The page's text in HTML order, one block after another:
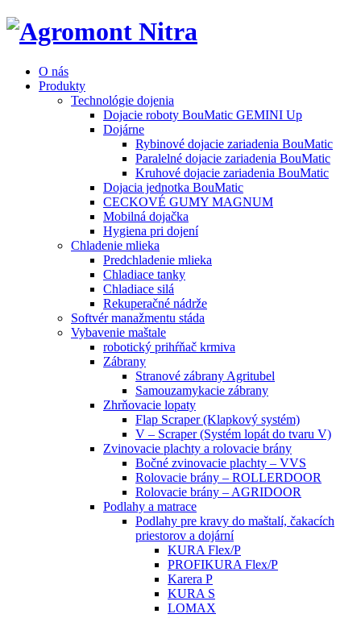
O nás
Produkty
Technológie dojenia
Dojacie roboty BouMatic GEMINI Up
Dojárne
Rybinové dojacie zariadenia BouMatic
Paralelné dojacie zariadenia BouMatic
Kruhové dojacie zariadenia BouMatic
Dojacia jednotka BouMatic
CECKOVÉ GUMY MAGNUM
Mobilná dojačka
Hygiena pri dojení
Chladenie mlieka
Predchladenie mlieka
Chladiace tanky
Chladiace silá
Rekuperačné nádrže
Softvér manažmentu stáda
Vybavenie maštale
robotický prihŕňač krmiva
Zábrany
Stranové zábrany Agritubel
Samouzamykacie zábrany
Zhrňovacie lopaty
Flap Scraper (Klapkový systém)
V – Scraper (Systém lopát do tvaru V)
Zvinovacie plachty a rolovacie brány
Bočné zvinovacie plachty – VVS
Rolovacie brány – ROLLERDOOR
Rolovacie brány – AGRIDOOR
Podlahy a matrace
Podlahy pre kravy do maštalí, čakacích
priestorov a dojární
KURA Flex/P
PROFIKURA Flex/P
Karera P
KURA S
LOMAX